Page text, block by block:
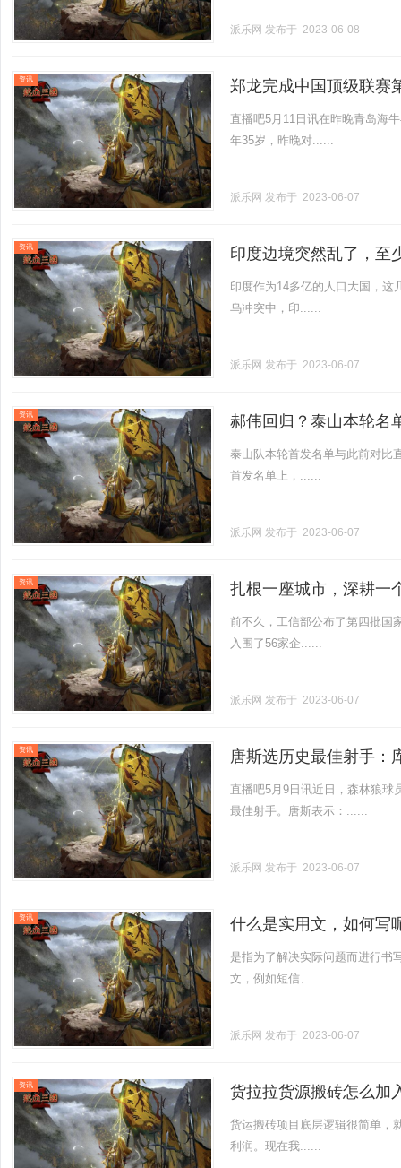
派乐网 发布于 2023-06-08
资讯 郑龙完成中国顶级联赛
直播吧5月11日讯在昨晚青岛海
年35岁，昨晚对......
派乐网 发布于 2023-06-07
资讯 印度边境突然乱了，至
印度作为14多亿的人口大国，这
乌冲突中，印......
派乐网 发布于 2023-06-07
资讯 郝伟回归？泰山本轮名
泰山队本轮首发名单与此前对比
首发名单上，......
派乐网 发布于 2023-06-07
资讯 扎根一座城市，深耕一
前不久，工信部公布了第四批国
入围了56家企......
派乐网 发布于 2023-06-07
资讯 唐斯选历史最佳射手：
直播吧5月9日讯近日，森林狼球
最佳射手。唐斯表示：......
派乐网 发布于 2023-06-07
资讯 什么是实用文，如何写
是指为了解决实际问题而进行书
文，例如短信、......
派乐网 发布于 2023-06-07
资讯 货拉拉货源搬砖怎么加
货运搬砖项目底层逻辑很简单，
利润。现在我......